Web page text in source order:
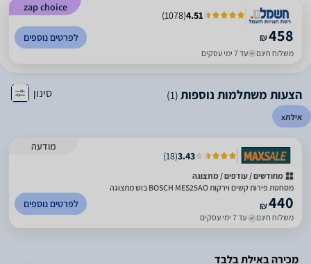
zap choice
4.51
(
1078
)
₪458
משלוח חינם עד 7 ימי עסקים
לפרטים נוספים
הצעות משתלמות נוספות(1) סינון
אילתx
מודעה
3.43
(
18
)
מחודשים / עודפים / מתצוגה
מסחטת ‏פירות קשים וירקות BOSCH MES25AO בוש מתצוגה
440
₪
משלוח חינם עד 7 ימי עסקים
לפרטים נוספים
מכירה באילת בלבד